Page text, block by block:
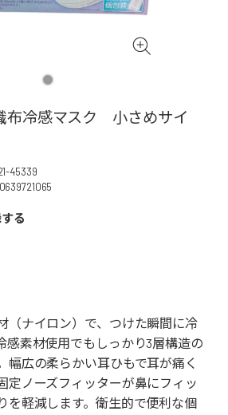
冷感マスク 小さめサイ
45339
る
（ナイロン）で、つけた瞬間に冷
感素材使用でもしっかり3層構造の
幅広の柔らかい耳ひもで耳が痛く
定ノーズフィッターが鼻にフィッ
を軽減します。衛生的で便利な個